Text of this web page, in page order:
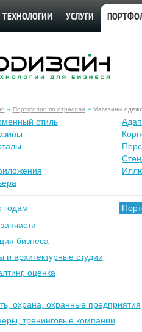
ТЕХНОЛОГИИ УСЛУГИ
Портфолио по отраслям Магазины
стиль
годам
бизнеса
и архитектурные студии
оценка
охрана, охранные предприятия
тренинговые компании